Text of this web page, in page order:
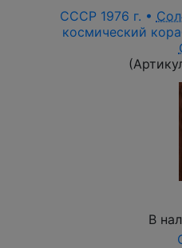
СССР 1976 г. •
космический
В